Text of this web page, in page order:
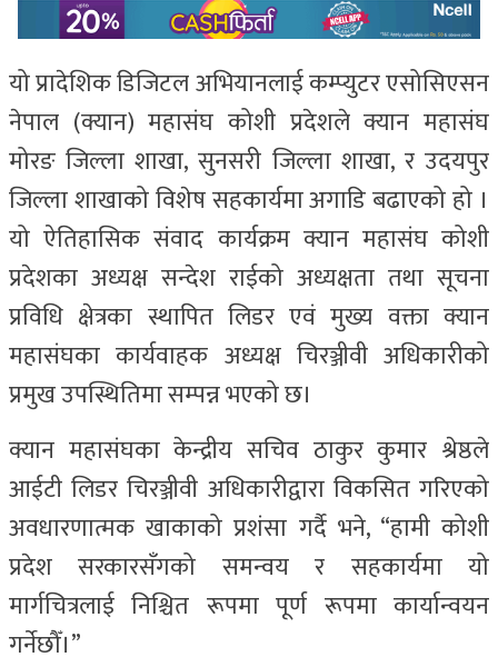
यो प्रादेशिक डिजिटल अभियानलाई कम्प्युटर एसोसिएसन
नेपाल (क्यान) महासंघ कोशी प्रदेशले क्यान महासंघ
मोरङ जिल्ला शाखा, सुनसरी जिल्ला शाखा, र उदयपुर
जिल्ला शाखाको विशेष सहकार्यमा अगाडि बढाएको हो ।
यो ऐतिहासिक संवाद कार्यक्रम क्यान महासंघ कोशी
प्रदेशका अध्यक्ष सन्देश राईको अध्यक्षता तथा सूचना
प्रविधि क्षेत्रका स्थापित लिडर एवं मुख्य वक्ता क्यान
महासंघका कार्यवाहक अध्यक्ष चिरञ्जीवी अधिकारीको
प्रमुख उपस्थितिमा सम्पन्न भएको छ।
क्यान महासंघका केन्द्रीय सचिव ठाकुर कुमार श्रेष्ठले
आईटी लिडर चिरञ्जीवी अधिकारीद्वारा विकसित गरिएको
अवधारणात्मक खाकाको प्रशंसा गर्दै भने, “हामी कोशी
प्रदेश सरकारसँगको समन्वय र सहकार्यमा यो
मार्गचित्रलाई निश्चित रूपमा पूर्ण रूपमा कार्यान्वयन
गर्नेछौँ।”